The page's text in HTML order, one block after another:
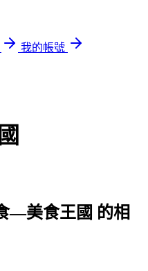
我的帳號
—美食王國 的相